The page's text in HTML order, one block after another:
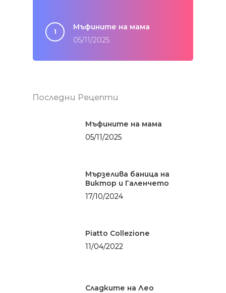
Мъфините на мама
05/11/2025
Последни Рецепти
Мъфините на мама
05/11/2025
Мързелива баница на
Виктор и Галенчето
17/10/2024
Piatto Collezione
11/04/2022
Сладките на Лео